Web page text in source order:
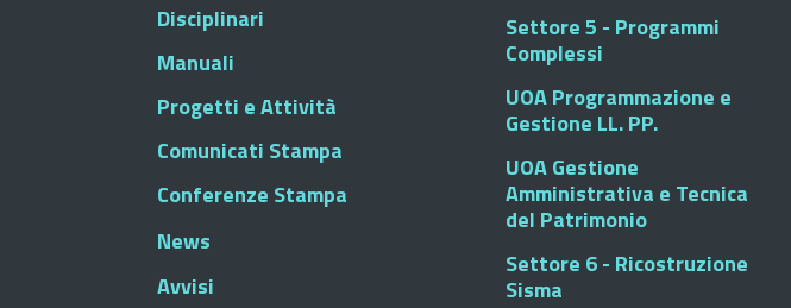
Disciplinari
Manuali
Progetti e Attività
Comunicati Stampa
Conferenze Stampa
News
Avvisi
Settore 5 - Programmi
Complessi
UOA Programmazione e
Gestione LL. PP.
UOA Gestione
Amministrativa e Tecnica
del Patrimonio
Settore 6 - Ricostruzione
Sisma